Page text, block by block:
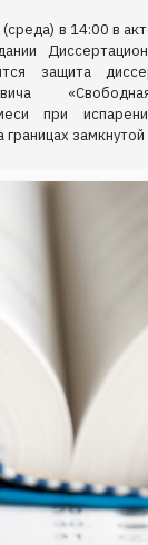
(среда) в 14:00 в
защита
при
замкнутой